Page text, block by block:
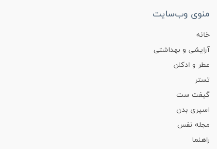
منوی وب‌سایت
خانه
آرایشی و بهداشتی
عطر و ادکلن
تستر
گیفت ست
اسپری بدن
مجله نفس
راهنما